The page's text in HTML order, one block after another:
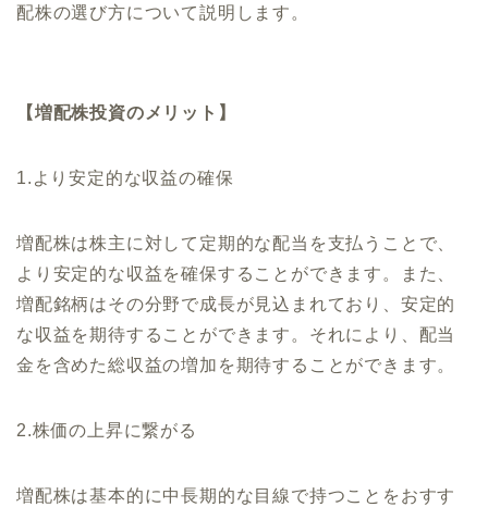
配株の選び方について説明します。
【増配株投資のメリット】
1.より安定的な収益の確保
増配株は株主に対して定期的な配当を支払うことで、
より安定的な収益を確保することができます。また、
増配銘柄はその分野で成長が見込まれており、安定的
な収益を期待することができます。それにより、配当
金を含めた総収益の増加を期待することができます。
2.株価の上昇に繋がる
増配株は基本的に中長期的な目線で持つことをおすす